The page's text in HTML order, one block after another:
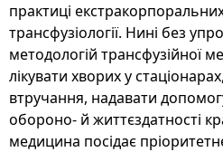
практиці
трансфузіології. Нині без
методологій трансфузійної
лікувати хворих у
втручання, надавати
обороно- й життєздатності
медицина посідає